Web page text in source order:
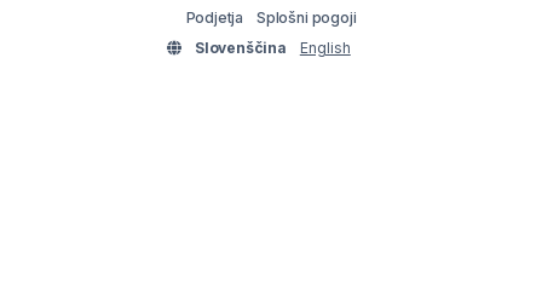
Podjetja
Splošni pogoji
Slovenščina
English